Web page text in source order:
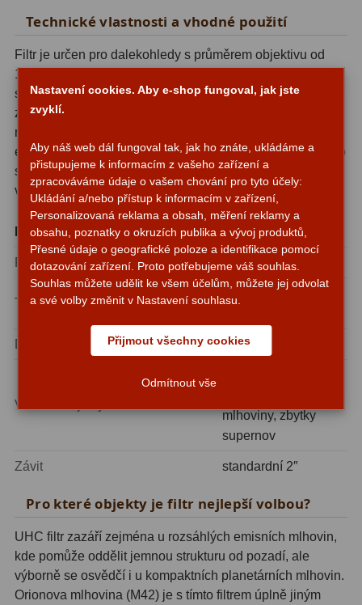
Adaptéry T239
Adaptéry M4833
Filtry L-RGB7
Filtry Block10
Filtry Clip 5
Filtry CCD Hα, OIII7
Filtrová kola a rámy 16
Rovnače a reduktory13
Helical výtahy
Okulárové výtahy44
Adaptéry k okulárovým
výtahům8
Primární zrcadla9
Technické vlastnosti a vhodné použití
Filtr je určen pro dalekohledy s průměrem objektivu od
100 mm a výše. U menších přístrojů sice funguje, ale
selektivní potlačení světla způsobí znatelné ztmavení
zorného pole, které může převážit zisk kontrastu. Od 100
mm výše je přínos jednoznačný - filtr skutečně zacílí na
emisní čáry a pozadí oblohy ztmaví, aniž by objekt přišel o
svůj jas. Závit 2″ zajišťuje kompatibilitu s naprostou
většinou standardních okulárů a nosičů filtrů.
Parametr Hodnota
Průměr filtru 2″
Typ
UHC (Ultra High
Doporučený průměr dalekohledu od 100 mm
Vhodné objekty
mlhoviny, zbytky
supernov
Závit standardní 2″
Pro které objekty je filtr nejlepší volbou?
UHC filtr zazáří zejména u rozsáhlých emisních mlhovin,
kde pomůže oddělit jemnou strukturu od pozadí, ale
výborně se osvědčí i u kompaktních planetárních mlhovin.
Orionova mlhovina (M42) je s tímto filtrem úplně jiným
Nastavení cookies. Aby e-shop fungoval, jak jste
zvyklí.
Aby náš web dál fungoval tak, jak ho znáte, ukládáme a
přistupujeme k informacím z vašeho zařízení a
zpracováváme údaje o vašem chování pro tyto účely:
Ukládání a/nebo přístup k informacím v zařízení,
Personalizovaná reklama a obsah, měření reklamy a
obsahu, poznatky o okruzích publika a vývoj produktů,
Přesné údaje o geografické poloze a identifikace pomocí
dotazování zařízení. Proto potřebujeme váš souhlas.
Souhlas můžete udělit ke všem účelům, můžete jej odvolat
a své volby změnit v Nastavení souhlasu.
Přijmout všechny cookies
Odmítnout vše